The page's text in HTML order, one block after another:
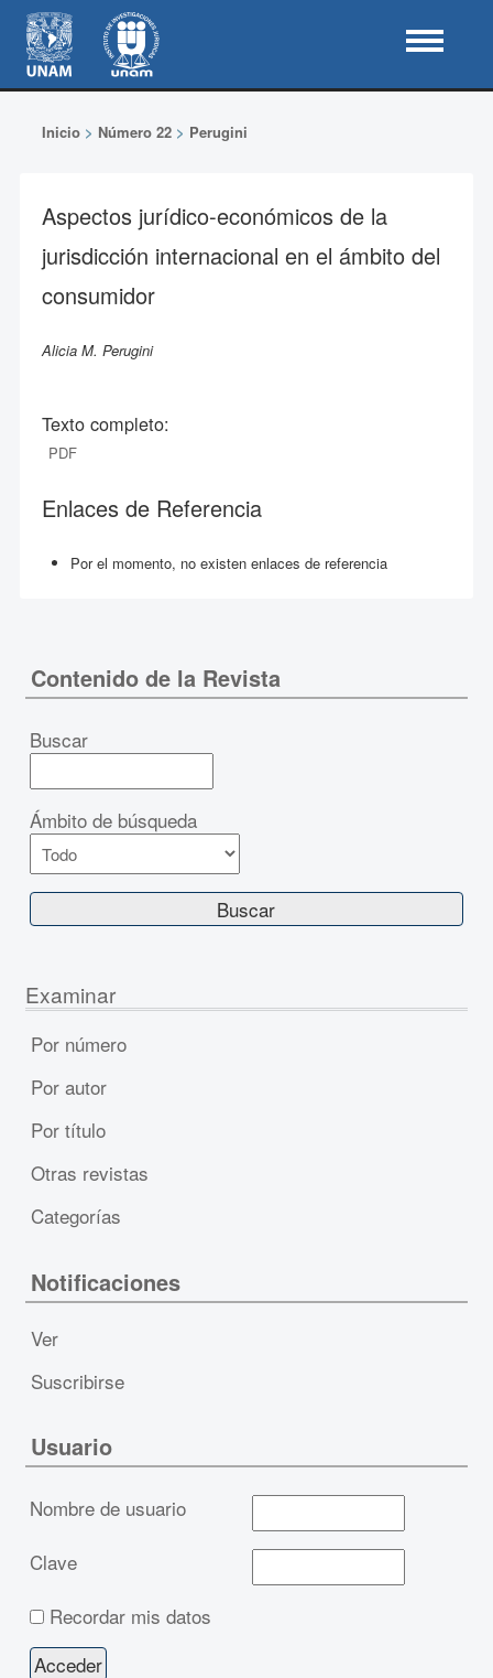
Inicio> Número 22> Perugini
Aspectos jurídico-económicos de la
jurisdicción internacional en el ámbito del
consumidor
Alicia M. Perugini
Texto completo:
PDF
Enlaces de Referencia
Por el momento, no existen enlaces de referencia
Contenido de la Revista
Buscar
Ámbito de búsqueda
Examinar
Por número
Por autor
Por título
Otras revistas
Categorías
Notificaciones
Ver
Suscribirse
Usuario
Nombre de usuario
Clave
Recordar mis datos